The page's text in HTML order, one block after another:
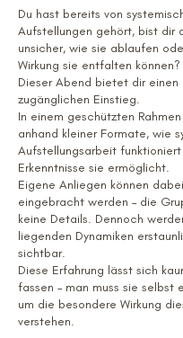
p
.
Du hast bereits von
Aufstellungen gehört, bist dir
unsicher, wie sie ablaufen
Wirkung sie entfalten können?
Dieser Abend bietet dir einen
zugänglichen Einstieg.
In einem geschützten
anhand kleiner Formate, wie
Aufstellungsarbeit
Erkenntnisse sie ermöglicht.
Eigene Anliegen können
eingebracht werden – die
keine Details. Dennoch
liegenden Dynamiken
sichtbar.
Diese Erfahrung lässt sich
fassen – man muss sie selbst
um die besondere Wirkung
verstehen.